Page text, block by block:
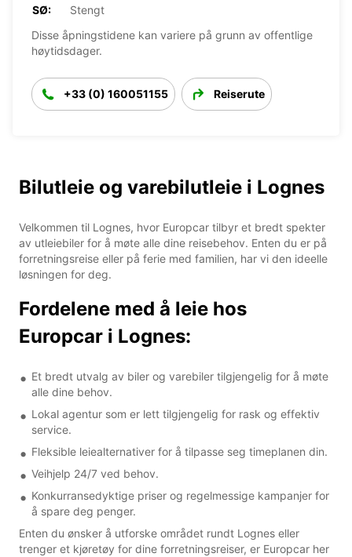
SØ:
Stengt
Disse åpningstidene kan variere på grunn av offentlige
høytidsdager.
+33 (0) 160051155 Reiserute
Bilutleie og varebilutleie i Lognes
Velkommen til Lognes, hvor Europcar tilbyr et bredt spekter
av utleiebiler for å møte alle dine reisebehov. Enten du er på
forretningsreise eller på ferie med familien, har vi den ideelle
løsningen for deg.
Fordelene med å leie hos
Europcar i Lognes:
Et bredt utvalg av biler og varebiler tilgjengelig for å møte
alle dine behov.
Lokal agentur som er lett tilgjengelig for rask og effektiv
service.
Fleksible leiealternativer for å tilpasse seg timeplanen din.
Veihjelp 24/7 ved behov.
Konkurransedyktige priser og regelmessige kampanjer for
å spare deg penger.
Enten du ønsker å utforske området rundt Lognes eller
trenger et kjøretøy for dine forretningsreiser, er Europcar her